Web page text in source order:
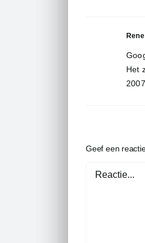
Het
Geef een
Reactie